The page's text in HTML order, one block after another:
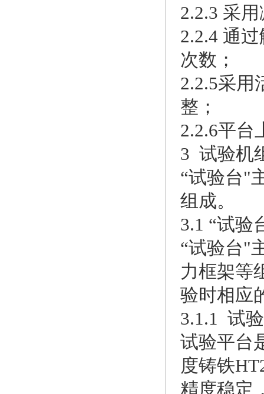
2.2.3 采
2.2.4 通
次数；
2.2.5采用
整；
2.2.6平台
3 试验机
“试验台"
组成。
3.1 “试验
“试验台"
力框架等
验时相应
3.1.1 试
试验平台
度铸铁
精度稳定